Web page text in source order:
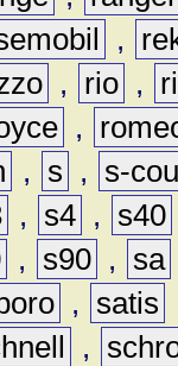
,
, rio ,
,
, s ,
s-
, s4 , s40
, s90 , sa
, satis
,